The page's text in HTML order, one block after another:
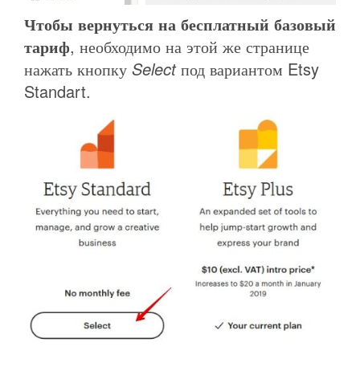
Чтобы вернуться на бесплатный базовый
тариф, необходимо на этой же странице
нажать кнопку Selectпод вариантом Etsy
Standart.